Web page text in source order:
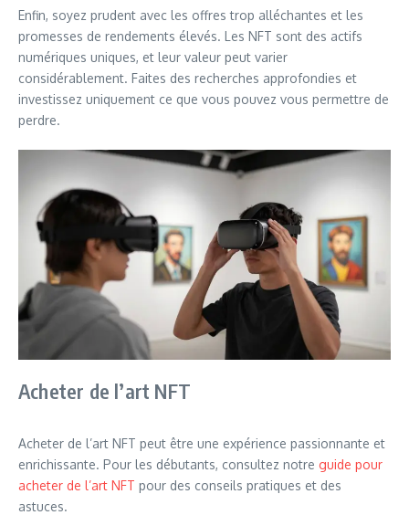
Enfin, soyez prudent avec les offres trop alléchantes et les
promesses de rendements élevés. Les NFT sont des actifs
numériques uniques, et leur valeur peut varier
considérablement. Faites des recherches approfondies et
investissez uniquement ce que vous pouvez vous permettre de
perdre.
Acheter de l’art NFT
Acheter de l’art NFT peut être une expérience passionnante et
enrichissante. Pour les débutants, consultez notre guide pour
acheter de l’art NFT pour des conseils pratiques et des
astuces.